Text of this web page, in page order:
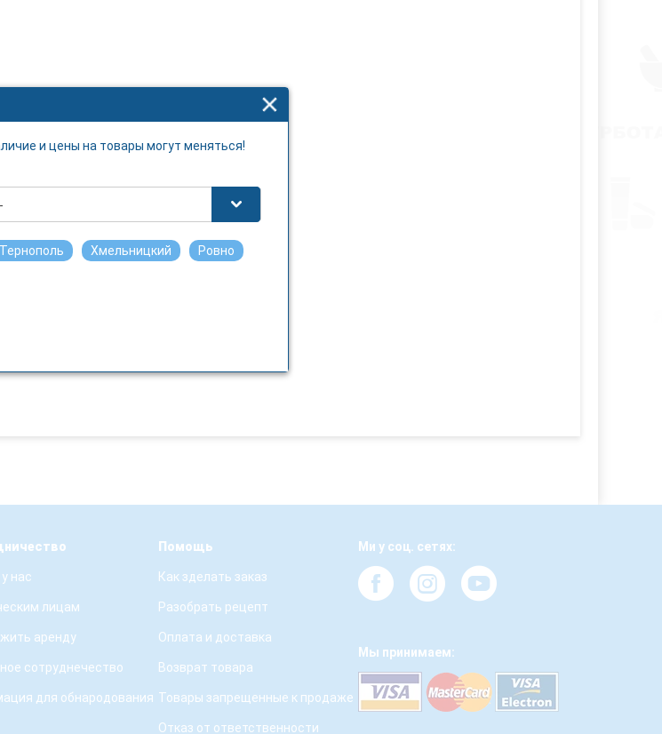
нас
лицам
аренду
сотруднечество
для обнародования
Помощь
Как зделать заказ
Разобрать рецепт
Оплата и доставка
Возврат товара
Товары запрещенные к продаже
Отказ от ответственности
Ми у соц. сетях:
Мы принимаем:
и цены на товары могут меняться!
Тернополь Хмельницкий Ровно